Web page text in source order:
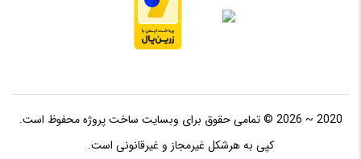
2020 ~ 2026 © تمامی حقوق برای وبسایت ساخت پروژه محفوظ است.
کپی به هرشکل غیرمجاز و غیرقانونی است.